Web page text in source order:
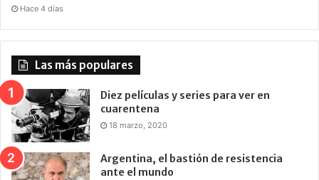
Hace 4 días
Las más populares
Diez películas y series para ver en
cuarentena
18 marzo, 2020
Argentina, el bastión de resistencia
ante el mundo